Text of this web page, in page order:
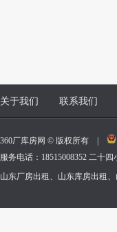
关于我们 联系我们
360厂库房网 © 版权所有 |
服务电话：18515008352 二十
山东厂房出租、山东库房出租